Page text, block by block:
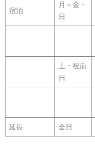
宿泊
月～金・
日
土・祝前
日
延長 全日